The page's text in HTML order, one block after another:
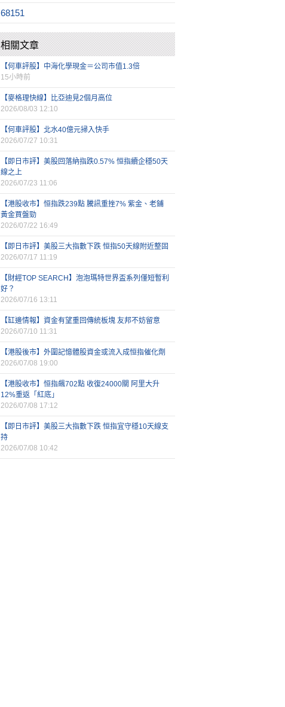
68151
相關文章
【何車評股】中海化學現金＝公司市值1.3倍
15小時前
【麥格理快線】比亞迪見2個月高位
2026/08/03 12:10
【何車評股】北水40億元掃入快手
2026/07/27 10:31
【即日市評】美股回落納指跌0.57% 恒指續企穩50天
線之上
2026/07/23 11:06
【港股收市】恒指跌239點 騰訊重挫7% 紫金、老鋪
黃金買盤勁
2026/07/22 16:49
【即日市評】美股三大指數下跌 恒指50天線附近整固
2026/07/17 11:19
【財經TOP SEARCH】泡泡瑪特世界盃系列僅短暫利
好？
2026/07/16 13:11
【缸邊情報】資金有望重回傳統板塊 友邦不妨留意
2026/07/10 11:31
【港股後市】外圍記憶體股資金或流入成恒指催化劑
2026/07/08 19:00
【港股收市】恒指飆702點 收復24000關 阿里大升
12%重返「紅底」
2026/07/08 17:12
【即日市評】美股三大指數下跌 恒指宜守穩10天線支
持
2026/07/08 10:42